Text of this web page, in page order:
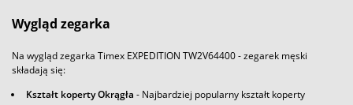
Wygląd zegarka
Na wygląd zegarka Timex EXPEDITION TW2V64400 - zegarek męski
składają się:
Kształt koperty Okrągła - Najbardziej popularny kształt koperty